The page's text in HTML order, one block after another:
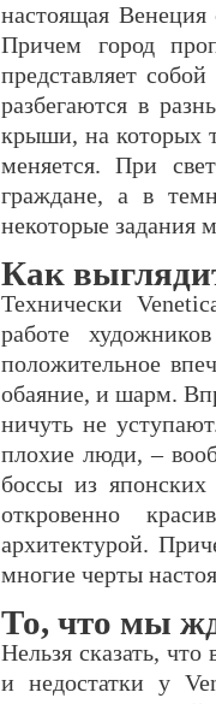
настоящая
Причем город
представляет
разбегаются в
крыши, на которых
меняется. При
граждане, а в
некоторые задания
Как
Технически
работе
положительное
обаяние, и шарм.
ничуть не
плохие люди, –
боссы из
откровенно
архитектурой.
многие черты
То, что мы
Нельзя сказать,
и недостатки у